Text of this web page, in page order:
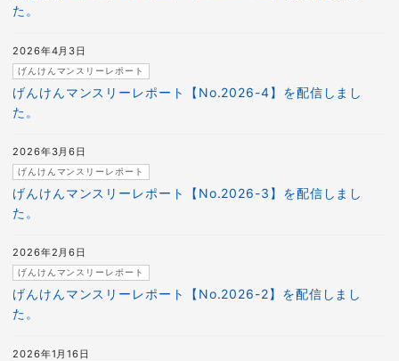
た。
げんけんマンスリーレポート【No.2026-4】を配信しまし
た。
げんけんマンスリーレポート
2026年4月3日
げんけんマンスリーレポート【No.2026-3】を配信しまし
た。
げんけんマンスリーレポート
2026年3月6日
げんけんマンスリーレポート【No.2026-2】を配信しまし
た。
げんけんマンスリーレポート
2026年2月6日
2026年1月16日